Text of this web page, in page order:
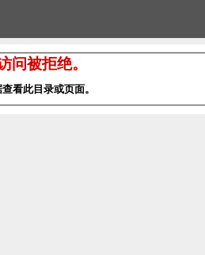
问被拒绝。
看此目录或页面。